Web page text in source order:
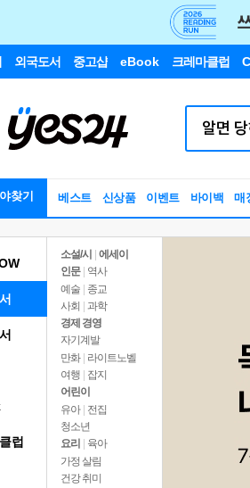
외국도서 중고샵 eBook 크레마클럽
찾기 베스트 신상품 이벤트 바이백 매
소설/시
에세이
인문
역사
예술 | 종교
사회 | 과학
경제 경영
자기계발
만화 | 라이트노벨
여행
잡지
어린이
유아 | 전집
청소년
요리
육아
가정 살림
건강 취미
럽